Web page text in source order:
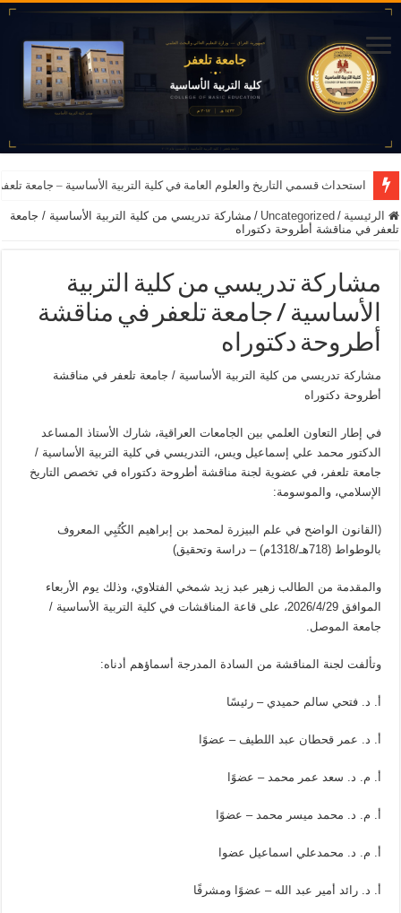
استحداث قسمي التاريخ والعلوم العامة في كلية التربية الأساسية – جامعة تلعفر للعام
الرئيسية /
Uncategorized
/ مشاركة تدريسي من كلية التربية الأساسية / جامعة
تلعفر في مناقشة أطروحة دكتوراه
مشاركة تدريسي من كلية التربية
الأساسية / جامعة تلعفر في مناقشة
أطروحة دكتوراه
مشاركة تدريسي من كلية التربية الأساسية / جامعة تلعفر في مناقشة
أطروحة دكتوراه
في إطار التعاون العلمي بين الجامعات العراقية، شارك الأستاذ المساعد
الدكتور محمد علي إسماعيل ويس، التدريسي في كلية التربية الأساسية /
جامعة تلعفر، في عضوية لجنة مناقشة أطروحة دكتوراه في تخصص التاريخ
الإسلامي، والموسومة:
(القانون الواضح في علم البيزرة لمحمد بن إبراهيم الكُتُبِي المعروف
بالوطواط (718هـ/1318م) – دراسة وتحقيق)
والمقدمة من الطالب زهير عبد زيد شمخي الفتلاوي، وذلك يوم الأربعاء
الموافق 2026/4/29، على قاعة المناقشات في كلية التربية الأساسية /
جامعة الموصل.
وتألفت لجنة المناقشة من السادة المدرجة أسماؤهم أدناه:
أ. د. فتحي سالم حميدي – رئيسًا
أ. د. عمر قحطان عبد اللطيف – عضوًا
أ. م. د. سعد عمر محمد – عضوًا
أ. م. د. محمد ميسر محمد – عضوًا
أ. م. د. محمدعلي اسماعيل عضوا
أ. د. رائد أمير عبد الله – عضوًا ومشرفًا